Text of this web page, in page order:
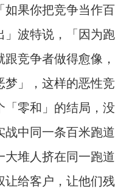
如果你把竞争当作百
」波特说，「因为跑
竞争者做得愈像，
梦」，这样的恶性竞
「零和」的结局，没
战中同一条百米跑道
大堆人挤在同一跑道
让给客户，让他们残